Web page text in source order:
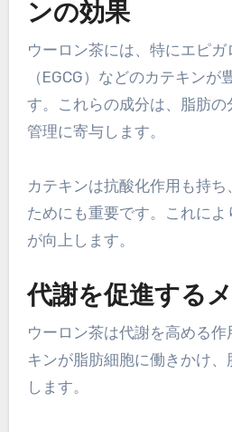
ンの効果
ウーロン茶には、特にエピガ
（EGCG）などのカテキンが
す。これらの成分は、脂肪
管理に寄与します。
カテキンは抗酸化作用も持
ためにも重要です。これに
が向上します。
代謝を促進する
ウーロン茶は代謝を高める
キンが脂肪細胞に働きかけ
します。